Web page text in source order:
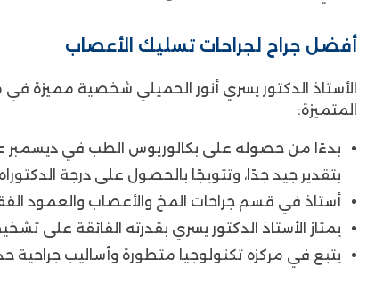
أفضل جراح لجراحات تسليك الأعصاب
الأستاذ الدكتور يسري أنور الحميلي شخصية مميزة
المتميزة:
بتقدير جيد جدًا، وتتويجًا بالحصول على درجة
أستاذ في قسم جراحات المخ والأعصاب والعمود الفقري
يمتاز الأستاذ الدكتور يسري بقدرته الفائقة
يتبع في مركزه تكنولوجيا متطورة وأساليب